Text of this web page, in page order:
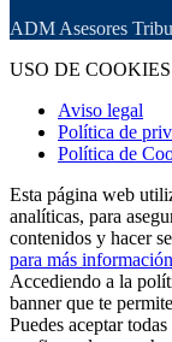
ADM Asesores
USO DE COOKIES
Aviso legal
Política de
Política de
Esta página web
analíticas, para
contenidos y hacer
para más información
Accediendo a la
banner que te
Puedes aceptar